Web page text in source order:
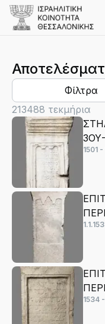
Φίλτρα
213488 τεκμήρια
1501
1534